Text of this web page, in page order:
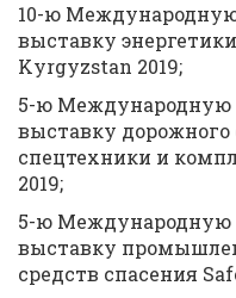
10-ю
выставку
Kyrgyzstan 2019;
5-ю Международную
выставку дорожного
спецтехники и
2019;
5-ю Международную
выставку
средств спасения